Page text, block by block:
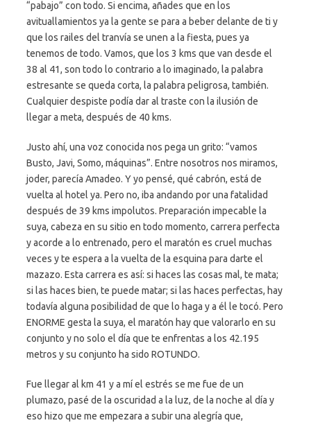
“pabajo” con todo. Si encima, añades que en los
avituallamientos ya la gente se para a beber delante de ti y
que los railes del tranvía se unen a la fiesta, pues ya
tenemos de todo. Vamos, que los 3 kms que van desde el
38 al 41, son todo lo contrario a lo imaginado, la palabra
estresante se queda corta, la palabra peligrosa, también.
Cualquier despiste podía dar al traste con la ilusión de
llegar a meta, después de 40 kms.
Justo ahí, una voz conocida nos pega un grito: “vamos
Busto, Javi, Somo, máquinas”. Entre nosotros nos miramos,
joder, parecía Amadeo. Y yo pensé, qué cabrón, está de
vuelta al hotel ya. Pero no, iba andando por una fatalidad
después de 39 kms impolutos. Preparación impecable la
suya, cabeza en su sitio en todo momento, carrera perfecta
y acorde a lo entrenado, pero el maratón es cruel muchas
veces y te espera a la vuelta de la esquina para darte el
mazazo. Esta carrera es así: si haces las cosas mal, te mata;
si las haces bien, te puede matar; si las haces perfectas, hay
todavía alguna posibilidad de que lo haga y a él le tocó. Pero
ENORME gesta la suya, el maratón hay que valorarlo en su
conjunto y no solo el día que te enfrentas a los 42.195
metros y su conjunto ha sido ROTUNDO.
Fue llegar al km 41 y a mí el estrés se me fue de un
plumazo, pasé de la oscuridad a la luz, de la noche al día y
eso hizo que me empezara a subir una alegría que,